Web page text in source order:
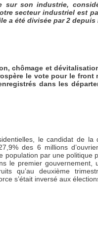
sur son industrie,
secteur industriel est
a été divisée par 2 depuis
chômage et
le vote pour le
dans les
le candidat de
des 6 millions
population par une
le premier
qu’au deuxième
s’était inversé aux